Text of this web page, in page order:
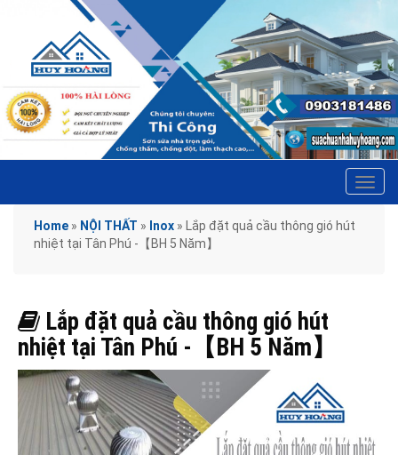
Home » NỘI THẤT » Inox » Lắp đặt quả cầu thông gió hút
nhiệt tại Tân Phú -【BH 5 Năm】
Lắp đặt quả cầu thông gió hút
nhiệt tại Tân Phú -【BH 5 Năm】